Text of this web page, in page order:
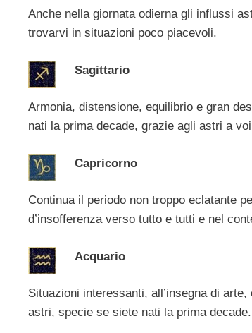
Anche nella giornata odierna gli influssi
trovarvi in situazioni poco piacevoli.
Sagittario
Armonia, distensione, equilibrio e gran
nati la prima decade, grazie agli astri a
Capricorno
Continua il periodo non troppo eclatante
d’insofferenza verso tutto e tutti e nel
Acquario
Situazioni interessanti, all’insegna di
astri, specie se siete nati la prima decade.